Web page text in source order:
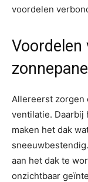
voordelen
Voordelen
Allereerst zorgen
ventilatie. Daarbij
maken het dak
aan het dak te
onzichtbaar